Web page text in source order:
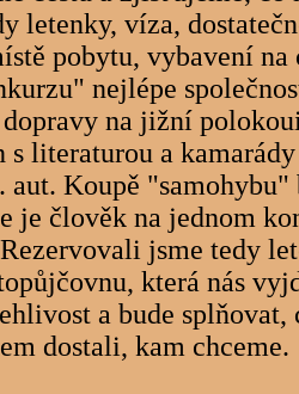
letenky, víza,
pobytu, vybavení na
nejlépe
na jižní
s literaturou a
aut. Koupě "samohybu"
je člověk na jednom
jsme tedy
která nás
a bude splňovat,
dostali, kam chceme.